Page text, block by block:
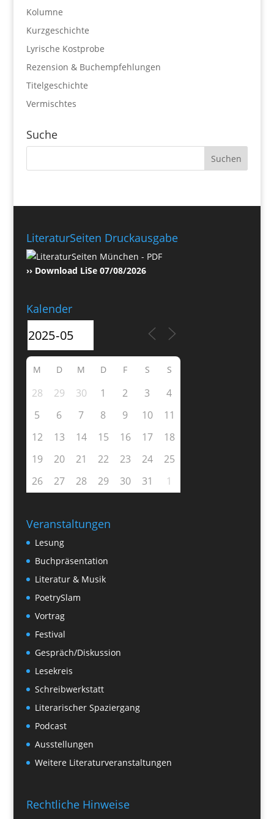
Kolumne
Kurzgeschichte
Lyrische Kostprobe
Rezension & Buchempfehlungen
Titelgeschichte
Vermischtes
Suche
LiteraturSeiten Druckausgabe
›› Download LiSe 07/08/2026
Kalender
M D M D F S S
28 29 30 1 2 3
4
5
6 7 8 9 10
11
12
13 14 15 16 17
18
19
20 21 22 23 24
25
26
27 28 29 30 31 1
Veranstaltungen
Lesung
Buchpräsentation
Literatur & Musik
PoetrySlam
Vortrag
Festival
Gespräch/Diskussion
Lesekreis
Schreibwerkstatt
Literarischer Spaziergang
Podcast
Ausstellungen
Weitere Literaturveranstaltungen
Rechtliche Hinweise